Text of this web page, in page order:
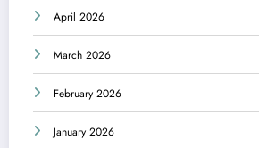
April 2026
March 2026
February 2026
January 2026